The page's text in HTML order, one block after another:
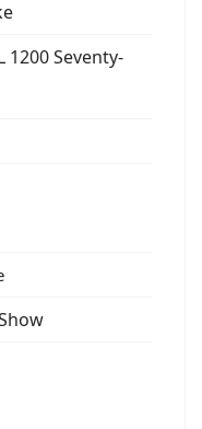
1200 Seventy-